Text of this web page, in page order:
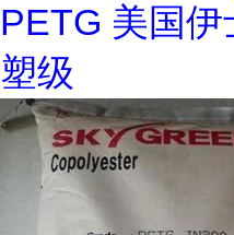
PETG 美国
塑级